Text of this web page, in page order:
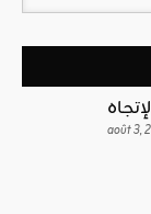
août 3,